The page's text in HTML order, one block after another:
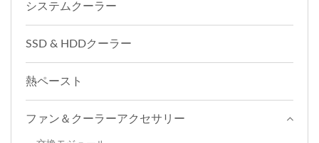
システムクーラー
SSD & HDDクーラー
熱ペースト
ファン＆クーラーアクセサリー